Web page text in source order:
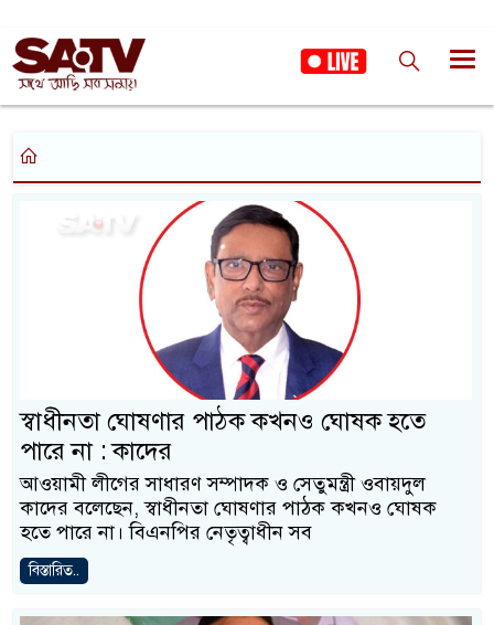
স্বাধীনতা ঘোষণার পাঠক কখনও ঘোষক হতে
পারে না : কাদের
আওয়ামী লীগের সাধারণ সম্পাদক ও সেতুমন্ত্রী ওবায়দুল
কাদের বলেছেন, স্বাধীনতা ঘোষণার পাঠক কখনও ঘোষক
হতে পারে না। বিএনপির নেতৃত্বাধীন সব
বিস্তারিত..